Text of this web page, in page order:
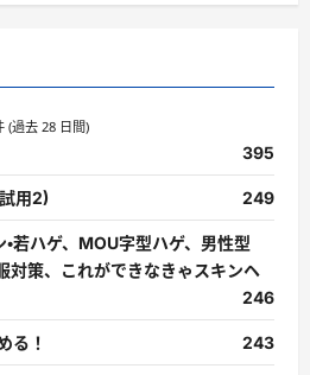
(過去 28 日間)
395
用2) 249
若ハゲ、MOU字型ハゲ、男性型
対策、これができなきゃスキンヘ
246
る！ 243